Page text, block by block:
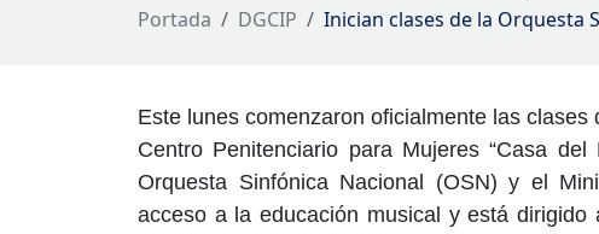
Portada DGCIP Inician clases de la Orquesta
Este lunes comenzaron oficialmente las clases
Centro Penitenciario para Mujeres “Casa
Orquesta Sinfónica Nacional (OSN) y el
acceso a la educación musical y está